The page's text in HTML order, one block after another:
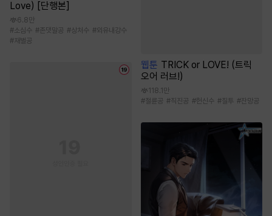
Love) [단행본]
6.8만
#소심수 #존댓말공 #상처수 #외유내강수
# 재벌공
웹툰 TRICK or LOVE! (트릭
오어 러브!)
118.1만
#절륜공 #직진공 #헌신수 #질투 #잔망공